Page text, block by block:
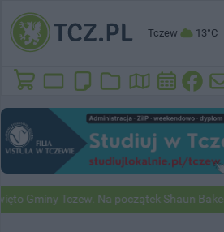
Tczew 13°C
Gminy Tczew. Na początek Shaun Baker